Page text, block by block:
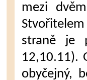
mezi
straně je
12,10.11).
obyčejný,